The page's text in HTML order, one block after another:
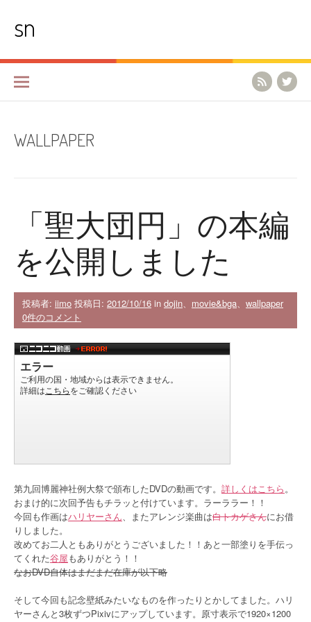
ツ
キ
sn
WALLPAPER
「聖大団円」の本編
を公開しました
投稿者: iimo 投稿日: 2012/10/16 in dojin、 movie&bga、 wallpaper
0件のコメント
第九回博麗神社例大祭で頒布したDVDの動画です。 詳しくはこちら。
おまけ的に次回予告もチラッと付けています。ラーララー！！
今回も作画はハリヤーさん、またアレンジ楽曲は白トカゲさんにお借
りしました。
改めてお二人ともありがとうございました！！あと一部塗りを手伝っ
てくれた谷屋もありがとう！！
なおDVD自体はまだまだ在庫が以下略
そして今回も記念壁紙みたいなものを作ったりとかしてました。ハリ
ヤーさんと3枚ずつPixivにアップしています。原寸表示で1920×1200